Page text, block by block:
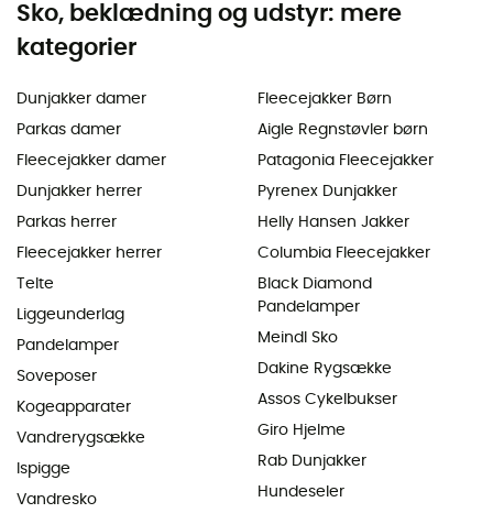
Sko, beklædning og udstyr: mere
kategorier
Dunjakker damer
Parkas damer
Fleecejakker damer
Dunjakker herrer
Parkas herrer
Fleecejakker herrer
Telte
Liggeunderlag
Pandelamper
Soveposer
Kogeapparater
Vandrerygsække
Ispigge
Vandresko
Fleecejakker Børn
Aigle Regnstøvler børn
Patagonia Fleecejakker
Pyrenex Dunjakker
Helly Hansen Jakker
Columbia Fleecejakker
Black Diamond
Pandelamper
Meindl Sko
Dakine Rygsække
Assos Cykelbukser
Giro Hjelme
Rab Dunjakker
Hundeseler